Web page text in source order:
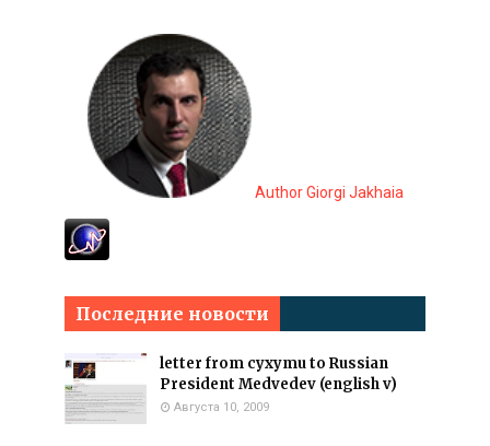
Author Giorgi Jakhaia
Последние новости
letter from cyxymu to Russian
President Medvedev (english v)
Августа 10, 2009